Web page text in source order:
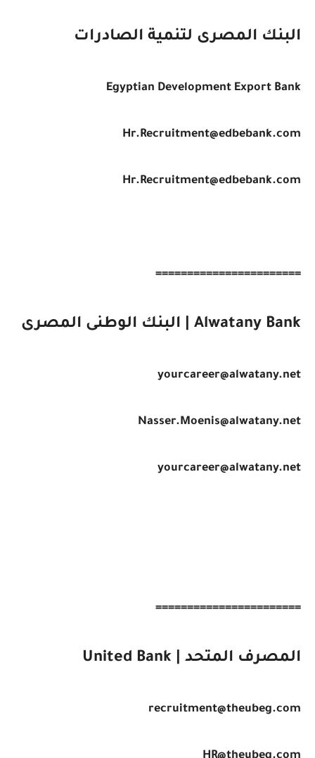
البنك المصرى لتنمية الصادرات
Egyptian Development Export Bank
Hr.Recruitment@edbebank.com
Hr.Recruitment@edbebank.com
=======================
Alwatany Bank | البنك الوطنى المصرى
yourcareer@alwatany.net
Nasser.Moenis@alwatany.net
yourcareer@alwatany.net
=======================
المصرف المتحد | United Bank
recruitment@theubeg.com